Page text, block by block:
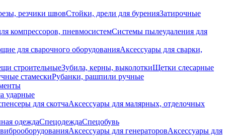
резчики швовСтойки, дрели для буренияЗатирочные
компрессоров, пневмосистемСистемы пылеудаления для
для сварочного оборудованияАксессуары для сварки,
строительныеЗубила, керны, выколоткиЩетки слесарные
стамескиРубанки, рашпили ручные
ударные
для скотчаАксессуары для малярных, отделочных
одеждаСпецодеждаСпецобувь
Аксессуары для генераторовАксессуары для